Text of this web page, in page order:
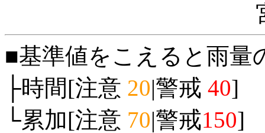
■基準値をこえると雨量
├時間[注意 20|警戒 40]
└累加[注意 70|警戒150]